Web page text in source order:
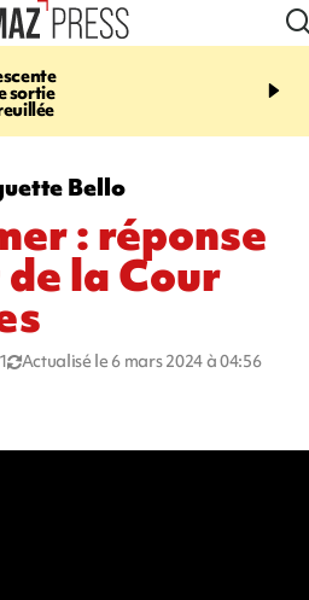
sortie
20:44
rouée de coups,
Bello
: réponse
la Cour
Actualisé le 6 mars 2024 à 04:56